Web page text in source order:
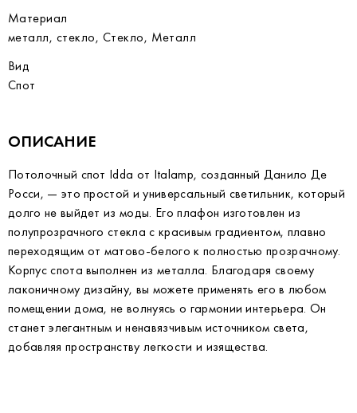
Материал
металл, стекло, Стекло, Металл
Вид
Спот
ОПИСАНИЕ
Потолочный спот Idda от Italamp, созданный Данило Де
Росси, — это простой и универсальный светильник, который
долго не выйдет из моды. Его плафон изготовлен из
полупрозрачного стекла с красивым градиентом, плавно
переходящим от матово-белого к полностью прозрачному.
Корпус спота выполнен из металла. Благодаря своему
лаконичному дизайну, вы можете применять его в любом
помещении дома, не волнуясь о гармонии интерьера. Он
станет элегантным и ненавязчивым источником света,
добавляя пространству легкости и изящества.